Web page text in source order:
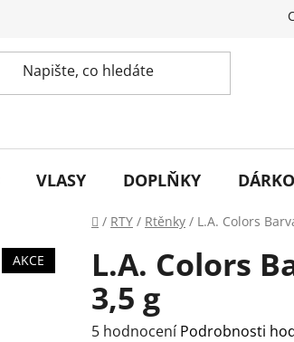
VLASY DOPLŇKY
Domů
/ RTY / Rtěnky / L.A. Colors
L.A. Colors
3,5 g
Průměrné
5 hodnocení Podrobnosti
AKCE